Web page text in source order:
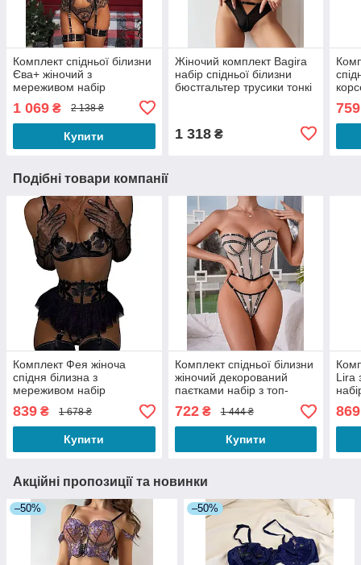
Комплект спідньої білизни
Єва+ жіночий з
мереживом набір
бюстгальтер трусики пояс
з гартерами колір чорний
XS
1 069 ₴ 2 138 ₴
Купити
Жіночий комплект Bagira
набір спідньої білизни
бюстгальтер трусики тонкі
1 318₴
759
Подібні товари компанії
Комплект Фея жіноча
спідня білизна з
мереживом набір
бюстгальтер трусики пояс
спідничка с гартерами
чорний S
839 ₴ 1 678 ₴
Купити
Комплект спідньої білизни
жіночий декорований
паєтками набір з топ-
бюстьє трусики колір
бежевий розмір S
722₴ 1 444 ₴
Купити
Lira
869
Акційні пропозиції та новинки
–50% –50%